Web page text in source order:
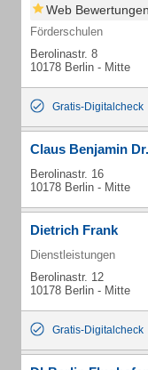
Web
Förderschulen
Berolinastr. 8
10178 Berlin - Mitte
Gratis-Digitalcheck
Claus Benjamin Dr.
Berolinastr. 16
10178 Berlin - Mitte
Dietrich Frank
Dienstleistungen
Berolinastr. 12
10178 Berlin - Mitte
Gratis-Digitalcheck